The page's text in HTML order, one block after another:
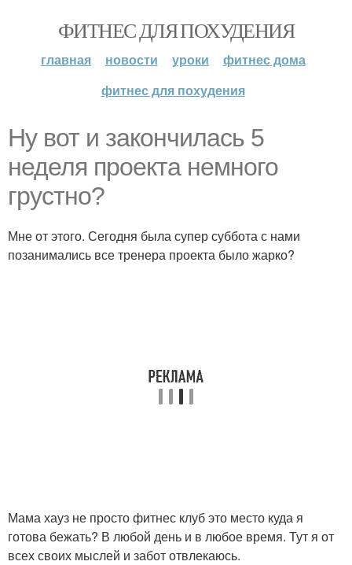
ФИТНЕС ДЛЯ ПОХУДЕНИЯ
главная новости уроки
фитнес дома
фитнес для похудения
Ну вот и закончилась 5
неделя проекта немного
грустно?
Мне от этого. Сегодня была супер суббота с нами
позанимались все тренера проекта было жарко?
Мама хауз не просто фитнес клуб это место куда я
готова бежать? В любой день и в любое время. Тут я от
всех своих мыслей и забот отвлекаюсь.